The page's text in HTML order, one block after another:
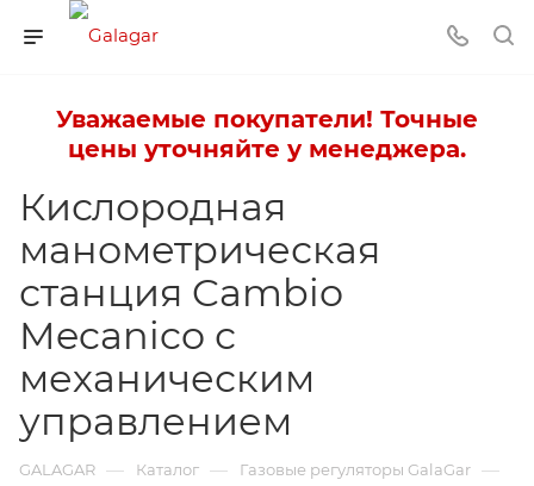
Уважаемые покупатели! Точные
цены уточняйте у менеджера.
Кислородная
манометрическая
станция Cambio
Mecanico с
механическим
управлением
GALAGAR — Каталог — Газовые регуляторы GalaGar —